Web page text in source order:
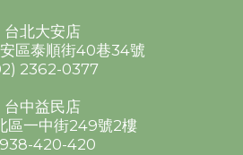
台北大安店
區泰順街40巷34號
2362-0377
台中益民店
區一中街249號2樓
420-420